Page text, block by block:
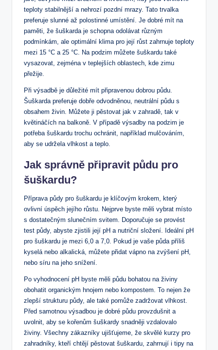
teploty stabilnější a nehrozí pozdní mrazy. Tato trvalka
preferuje slunné až polostinné umístění. Je dobré mít na
paměti, že šuškarda je schopna odolávat různým
podmínkám, ale optimální klima pro její růst zahrnuje teploty
mezi 15 °C a 25 °C. Na podzim můžete šuškardu také
vysazovat, zejména v teplejších oblastech, kde zimu
přežije.
Při výsadbě je důležité mít připravenou dobrou půdu.
Šuškarda preferuje dobře odvodněnou, neutrální půdu s
obsahem živin. Můžete ji pěstovat jak v zahradě, tak v
květináčích na balkoně. V případě výsadby na podzim je
potřeba šuškardu trochu ochránit, například mulčováním,
aby se udržela vlhkost a teplo.
Jak správně připravit půdu pro
šuškardu?
Příprava půdy pro šuškardu je klíčovým krokem, který
ovlivní úspěch jejího růstu. Nejprve byste měli vybrat místo
s dostatečným slunečním svitem. Doporučuje se provést
test půdy, abyste zjistili její pH a nutriční složení. Ideální pH
pro šuškardu je mezi 6,0 a 7,0. Pokud je vaše půda příliš
kyselá nebo alkalická, můžete přidat vápno na zvýšení pH,
nebo síru na jeho snížení.
Po vyhodnocení pH byste měli půdu bohatou na živiny
obohatit organickým hnojem nebo kompostem. To nejen že
zlepší strukturu půdy, ale také pomůže zadržovat vlhkost.
Před samotnou výsadbou je dobré půdu provzdušnit a
uvolnit, aby se kořenům šuškardy snadněji vzdalovalo
živiny. Všechny zákazníky ujišťujeme, že skvělé kurzy pro
zahradníky, kteří chtějí pěstovat šuškardu, zahrnují i tipy na